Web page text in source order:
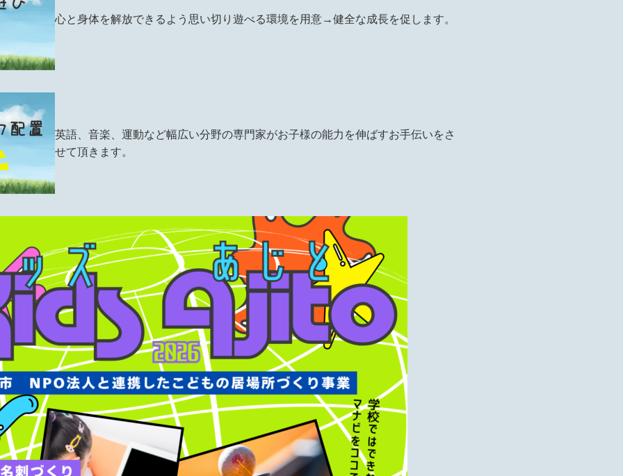
心と身体を解放できるよう思い切り遊べる環境を用意→健全な成長を促します。
英語、音楽、運動など幅広い分野の専門家がお子様の能力を伸ばすお手伝いをさ
せて頂きます。